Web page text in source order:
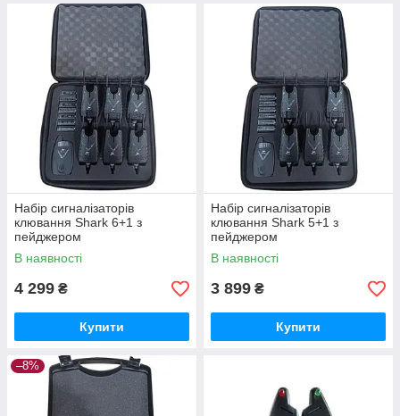
Набір сигналізаторів
клювання Shark 6+1 з
пейджером
В наявності
4 299 ₴
Купити
Набір сигналізаторів
клювання Shark 5+1 з
пейджером
В наявності
3 899 ₴
Купити
–8%